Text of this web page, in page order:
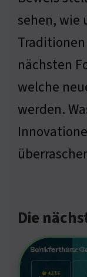
sehen, wie
nächsten
welche
werden.
Die